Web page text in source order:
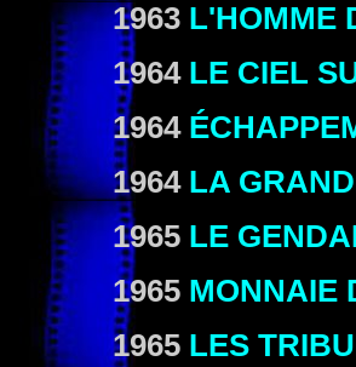
1963 L'HOMME
1964 LE CIEL
1964
1964 LA
1965 LE
1965 MONNAIE
1965 LES